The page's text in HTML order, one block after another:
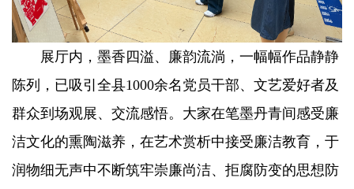
展厅内，墨香四溢、廉韵流淌，一幅幅作品静静
陈列，已吸引全县1000余名党员干部、文艺爱好者及
群众到场观展、交流感悟。大家在笔墨丹青间感受廉
洁文化的熏陶滋养，在艺术赏析中接受廉洁教育，于
润物细无声中不断筑牢崇廉尚洁、拒腐防变的思想防